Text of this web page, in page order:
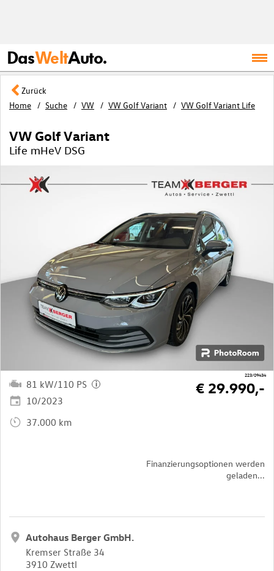
DasWeltAuto.
Zurück
Home
Suche VW VW Golf Variant VW Golf Variant Life
223/09434
VW Golf Variant
Life mHeV DSG
81 kW/110 PS i
10/2023
37.000 km
Finanzierungsoptionen werden
geladen...
€ 29.990,-
Autohaus Berger GmbH.
Kremser Straße 34
3910 Zwettl